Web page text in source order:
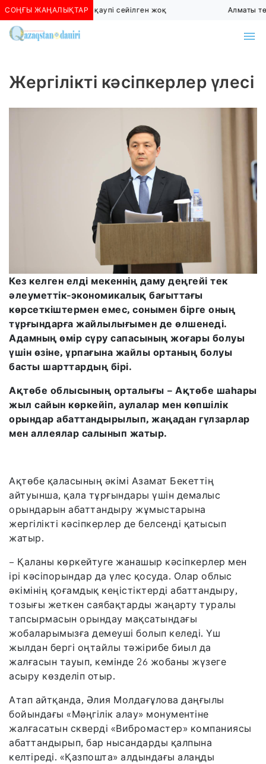
СОҢҒЫ ЖАҢАЛЫҚТАР
Алматыда көшкін қаупі сейілген жоқ Алматы
Жергілікті кәсіпкерлер үлесі
Кез келген елді мекеннің даму деңгейі тек
әлеуметтік-экономикалық бағыттағы
көрсеткіштермен емес, сонымен бірге оның
тұрғындарға жайлылығымен де өлшенеді.
Адамның өмір сүру сапасының жоғары болуы
үшін өзіне, ұрпағына жайлы ортаның болуы
басты шарттардың бірі.
Ақтөбе облысының орталығы – Ақтөбе шаһары
жыл сайын көркейіп, аулалар мен көпшілік
орындар абаттандырылып, жаңадан гүлзарлар
мен аллеялар салынып жатыр.
Ақтөбе қаласының әкімі Азамат Бекеттің
айтуынша, қала тұрғындары үшін демалыс
орындарын абаттандыру жұмыстарына
жергілікті кәсіпкерлер де белсенді қатысып
жатыр.
– Қаланы көркейтуге жанашыр кәсіпкерлер мен
ірі кәсіпорындар да үлес қосуда. Олар облыс
әкімінің қоғамдық кеңістіктерді абаттандыру,
тозығы жеткен саябақтарды жаңарту туралы
тапсырмасын орындау мақсатындағы
жобаларымызға демеуші болып келеді. Үш
жылдан бергі оңтайлы тәжірибе биыл да
жалғасын тауып, кемінде 26 жобаны жүзеге
асыру көзделіп отыр.
Атап айтқанда, Әлия Молдағұлова даңғылы
бойындағы «Мәңгілік алау» монументіне
жалғасатын скверді «Вибромастер» компаниясы
абаттандырып, бар нысандарды қалпына
келтіреді. «Қазпошта» алдындағы алаңды